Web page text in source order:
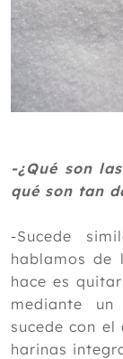
-¿Qué son
qué son tan
-Sucede
hablamos de
hace es
mediante
sucede con el
harinas